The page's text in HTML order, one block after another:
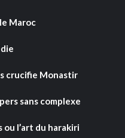
Maroc
crucifie Monastir
sans complexe
ou l’art du harakiri